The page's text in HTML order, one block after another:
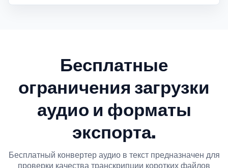
Бесплатные
ограничения загрузки
аудио и форматы
экспорта.
Бесплатный конвертер аудио в текст предназначен для
проверки качества транскрипции коротких файлов